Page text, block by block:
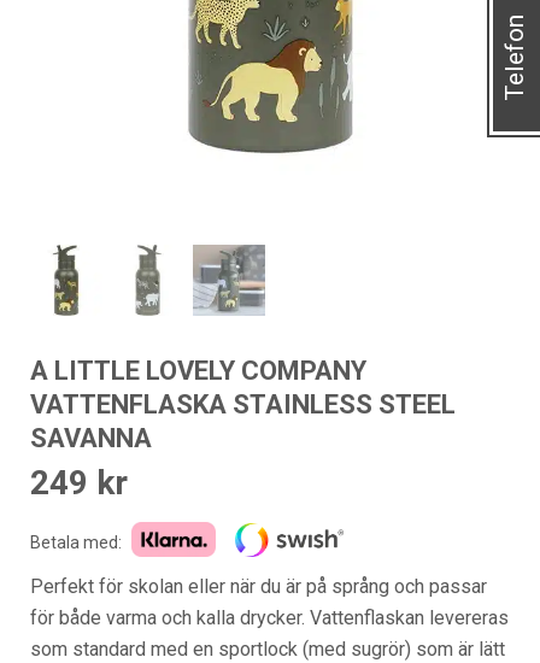
A LITTLE LOVELY COMPANY
VATTENFLASKA STAINLESS STEEL
SAVANNA
249 kr
Betala med:
Perfekt för skolan eller när du är på språng och passar
för både varma och kalla drycker. Vattenflaskan levereras
som standard med en sportlock (med sugrör) som är lätt
Telefon